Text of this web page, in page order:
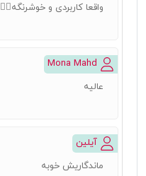
واقعا کاربردی و خوشرنگه👌🏻
عالیه
آیلین
ماندگاریش خوبه